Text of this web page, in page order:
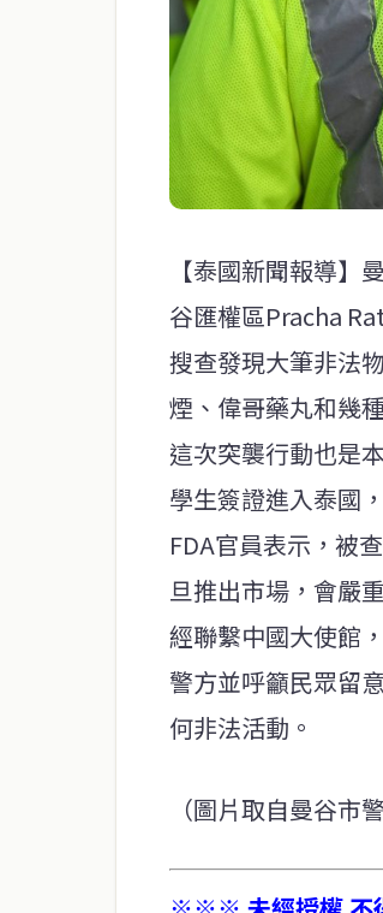
【泰國新聞報導】
谷匯權區Pracha
搜查發現大筆非法
煙、偉哥藥丸和幾
這次突襲行動也是
學生簽證進入泰國
FDA官員表示，被
旦推出市場，會嚴
經聯繫中國大使館
警方並呼籲民眾留
何非法活動。
（圖片取自曼谷市